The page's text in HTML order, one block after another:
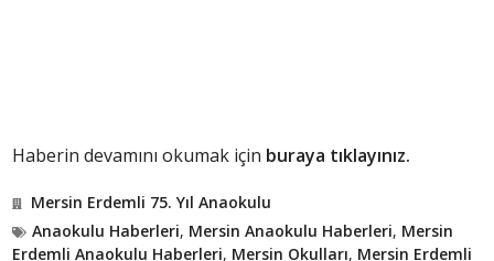
Haberin devamını okumak için buraya tıklayınız.
Mersin Erdemli 75. Yıl Anaokulu
Anaokulu Haberleri, Mersin Anaokulu Haberleri, Mersin
Erdemli Anaokulu Haberleri, Mersin Okulları, Mersin Erdemli